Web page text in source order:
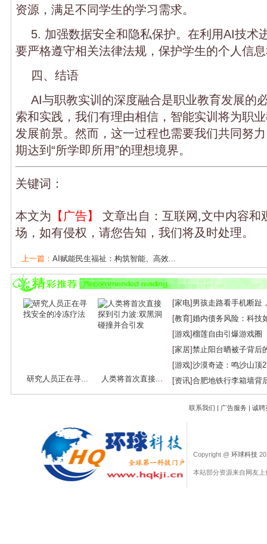
资源，满足不同学生的学习需求。
5. 加强数据安全和隐私保护。在利用AI技术
要严格遵守相关法律法规，保护学生的个人信
四、结语
AI与职教实训的深度融合是职业教育发展的
索和实践，我们有理由相信，智能实训将为职
发展前景。然而，这一过程也需要我们共同努
期达到“所学即所用”的理想境界。
关键词：
本文为 【广告】
文章出自：互联网,文中内容和
场，如有侵权，请您告知，我们将及时处理。
上一篇： AI赋能民生福祉：构筑智能、高效...
下一篇：云迹科技谢云鹏：以“六维能力”...
研究人员正在寻... 人类将首次直接...
[家电] 男孩走路看手机断趾
[教育]婚内债务风险：科技
[游戏]榴莲自由引爆游戏圈
[家居]禁止阳台晒被子背后
[游戏]沙漠奇迹：鸣沙山顶
[资讯]合肥地铁行李箱墙背
联系我们 | 广告服务 | 诚聘
Copyright @ 环球科技
本站部分资源来自网友